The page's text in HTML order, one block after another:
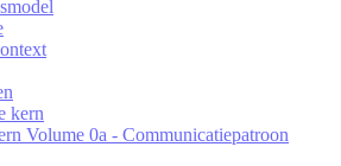
kern
Volume 0a - Communicatiepatroon